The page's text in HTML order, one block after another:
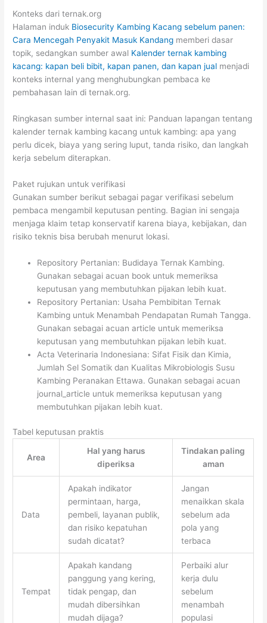
Konteks dari ternak.org
Halaman induk Biosecurity Kambing Kacang sebelum panen:
Cara Mencegah Penyakit Masuk Kandang memberi dasar
topik, sedangkan sumber awal Kalender ternak kambing
kacang: kapan beli bibit, kapan panen, dan kapan jual menjadi
konteks internal yang menghubungkan pembaca ke
pembahasan lain di ternak.org.
Ringkasan sumber internal saat ini: Panduan lapangan tentang
kalender ternak kambing kacang untuk kambing: apa yang
perlu dicek, biaya yang sering luput, tanda risiko, dan langkah
kerja sebelum diterapkan.
Paket rujukan untuk verifikasi
Gunakan sumber berikut sebagai pagar verifikasi sebelum
pembaca mengambil keputusan penting. Bagian ini sengaja
menjaga klaim tetap konservatif karena biaya, kebijakan, dan
risiko teknis bisa berubah menurut lokasi.
Repository Pertanian: Budidaya Ternak Kambing.
Gunakan sebagai acuan book untuk memeriksa
keputusan yang membutuhkan pijakan lebih kuat.
Repository Pertanian: Usaha Pembibitan Ternak
Kambing untuk Menambah Pendapatan Rumah Tangga.
Gunakan sebagai acuan article untuk memeriksa
keputusan yang membutuhkan pijakan lebih kuat.
Acta Veterinaria Indonesiana: Sifat Fisik dan Kimia,
Jumlah Sel Somatik dan Kualitas Mikrobiologis Susu
Kambing Peranakan Ettawa. Gunakan sebagai acuan
journal_article untuk memeriksa keputusan yang
membutuhkan pijakan lebih kuat.
Tabel keputusan praktis
Area
Hal yang harus
diperiksa
Tindakan paling
aman
Data
Apakah indikator
permintaan, harga,
pembeli, layanan publik,
dan risiko kepatuhan
sudah dicatat?
Jangan
menaikkan skala
sebelum ada
pola yang
terbaca
Tempat
Apakah kandang
panggung yang kering,
tidak pengap, dan
mudah dibersihkan
mudah dijaga?
Perbaiki alur
kerja dulu
sebelum
menambah
populasi